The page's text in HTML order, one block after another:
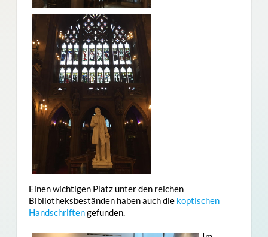
Einen wichtigen Platz unter den reichen
Bibliotheksbeständen haben auch die koptischen
Handschriftengefunden.